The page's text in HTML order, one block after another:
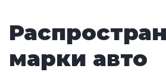
марки авто